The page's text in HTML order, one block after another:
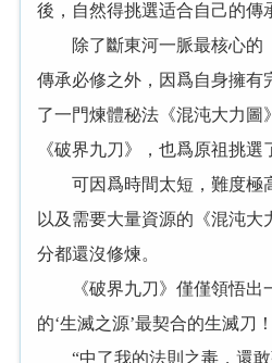
後，自然得挑選适合自己的傳
除了斷東河一脈最核心的
傳承必修之外，因爲自身擁有
了一門煉體秘法《混沌大力圖
《破界九刀》，也爲原祖挑選
可因爲時間太短，難度極高
以及需要大量資源的《混沌大
分都還沒修煉。
《破界九刀》僅僅領悟出
的‘生滅之源’最契合的生滅刀！
“中了我的法則之毒，還敢